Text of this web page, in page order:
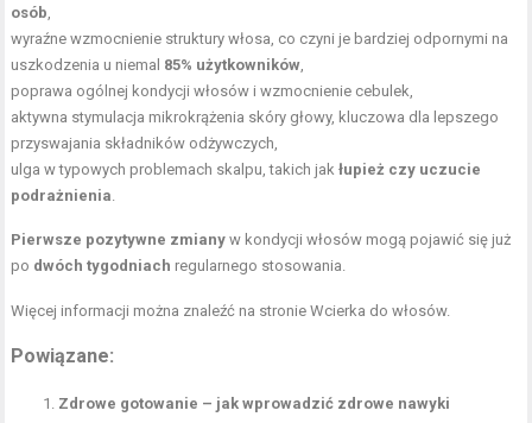
osób
wyraźne wzmocnienie struktury włosa, co czyni je bardziej odpornymi na
uszkodzenia u niemal 85% użytkowników
poprawa ogólnej kondycji włosów i wzmocnienie cebulek,
aktywna stymulacja mikrokrążenia skóry głowy, kluczowa dla lepszego
przyswajania składników odżywczych,
ulga w typowych problemach skalpu, takich jakłupież czy uczucie
podrażnienia
Pierwsze pozytywne zmiany w kondycji włosów mogą pojawić się już
po dwóch tygodniach regularnego stosowania.
Więcej informacji można znaleźć na stronieWcierka do włosów.
Powiązane:
Zdrowe gotowanie – jak wprowadzić zdrowe nawyki